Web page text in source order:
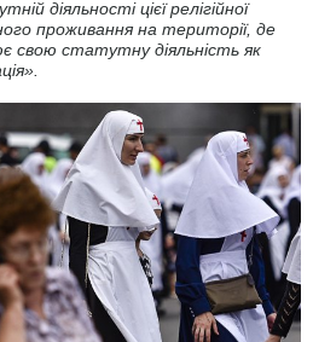
діяльності цієї релігійної
проживання на території, де
свою статутну діяльність як